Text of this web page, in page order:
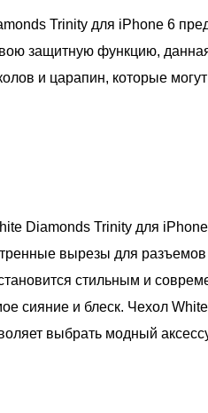
Trinity для iPhone 6
защитную функцию,
и царапин, которые
Diamonds Trinity для
вырезы для
стильным и
сияние и блеск. Чехол
выбрать модный